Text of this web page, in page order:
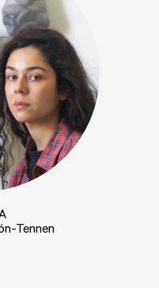
Tennen